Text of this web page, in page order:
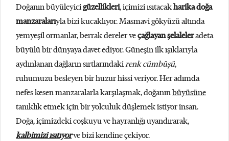
Doğanın büyüleyicigüzellikleri, içimizi ısıtacakharika doğa
manzaralarıyla bizi kucaklıyor. Masmavi gökyüzü altında
yemyeşil ormanlar, berrak dereler veçağlayan şelaleleradeta
büyülü bir dünyaya davet ediyor. Güneşin ilk ışıklarıyla
aydınlanan dağların sırtlarındakirenk cümbüşü,
ruhumuzu besleyen bir huzur hissi veriyor. Her adımda
nefes kesen manzaralarla karşılaşmak, doğanınbüyüsüne
tanıklık etmek için bir yolculuk düşlemek istiyor insan.
Doğa, içimizdeki coşkuyu ve hayranlığı uyandırarak,
kalbimizi ısıtıyorve bizi kendine çekiyor.